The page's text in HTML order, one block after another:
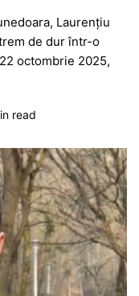
ta
je
z
Laurențiu
de dur într-o
octombrie 2025,
read